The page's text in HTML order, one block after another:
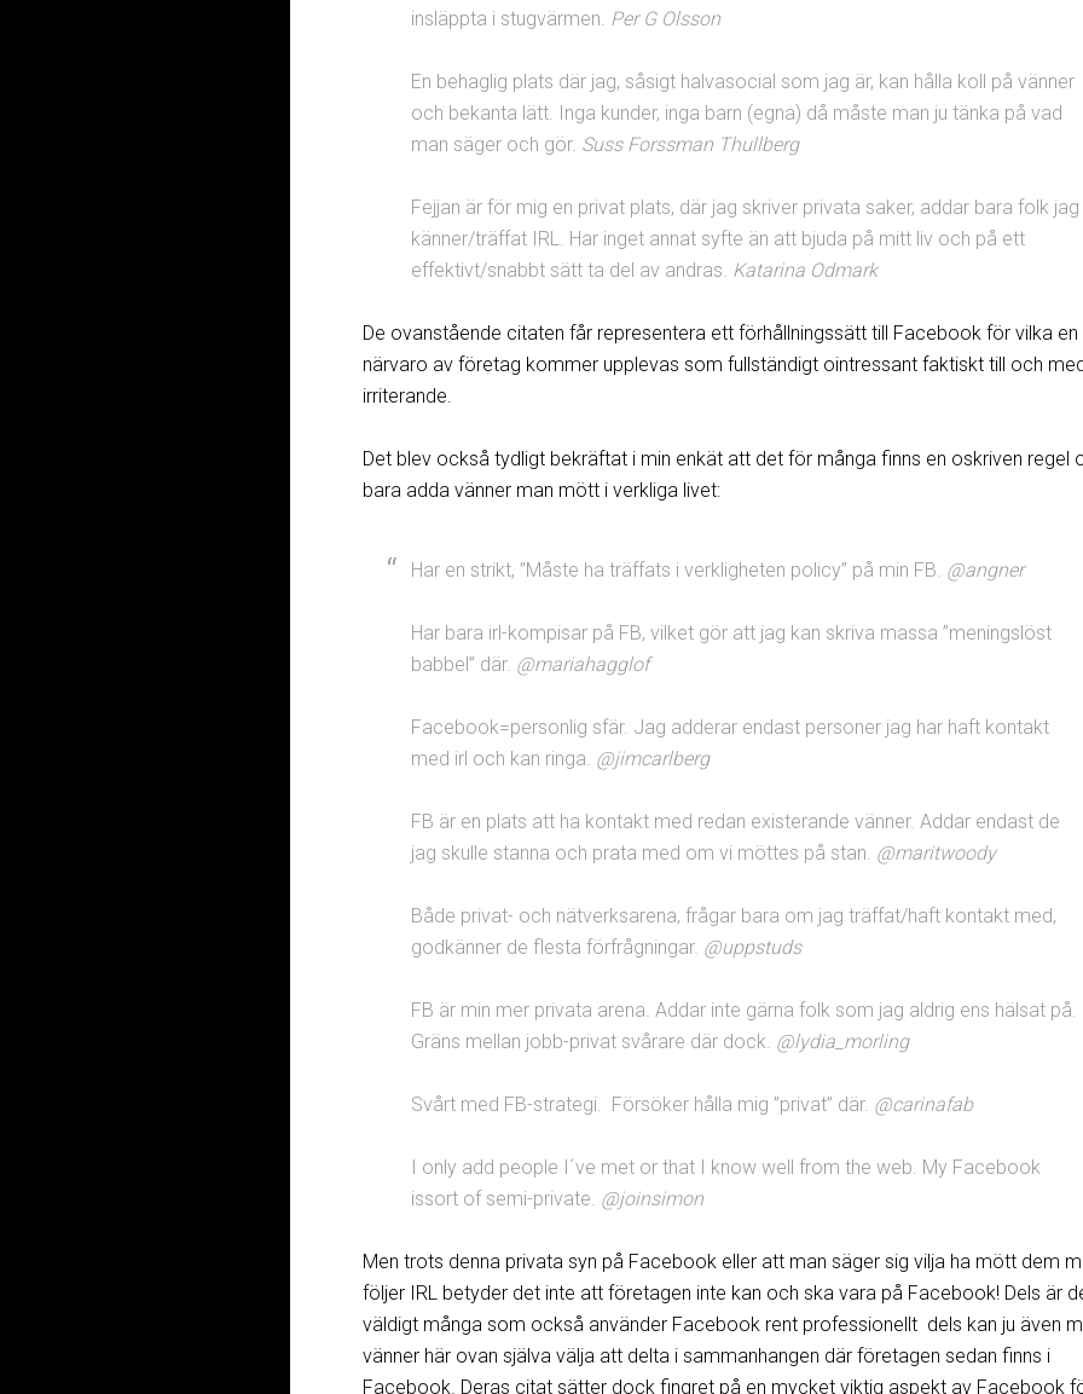
insläppta i stugvärmen. Per G Olsson
En behaglig plats där jag, såsigt halvasocial som jag är, kan hålla koll på vänner
och bekanta lätt. Inga kunder, inga barn (egna) då måste man ju tänka på vad
man säger och gör. Suss Forssman Thullberg
Fejjan är för mig en privat plats, där jag skriver privata saker, addar bara folk jag
känner/träffat IRL. Har inget annat syfte än att bjuda på mitt liv och på ett
effektivt/snabbt sätt ta del av andras. Katarina Odmark
De ovanstående citaten får representera ett förhållningssätt till Facebook för vilka en
närvaro av företag kommer upplevas som fullständigt ointressant faktiskt till och
irriterande.
Det blev också tydligt bekräftat i min enkät att det för många finns en oskriven regel
bara adda vänner man mött i verkliga livet:
Har en strikt, ”Måste ha träffats i verkligheten policy” på min FB. @angner
Har bara irl-kompisar på FB, vilket gör att jag kan skriva massa ”meningslöst
babbel” där. @mariahagglof
Facebook=personlig sfär. Jag adderar endast personer jag har haft kontakt
med irl och kan ringa. @jimcarlberg
FB är en plats att ha kontakt med redan existerande vänner. Addar endast de
jag skulle stanna och prata med om vi möttes på stan. @maritwoody
Både privat- och nätverksarena, frågar bara om jag träffat/haft kontakt med,
godkänner de flesta förfrågningar. @uppstuds
FB är min mer privata arena. Addar inte gärna folk som jag aldrig ens hälsat på.
Gräns mellan jobb-privat svårare där dock. @lydia_morling
Svårt med FB-strategi. Försöker hålla mig ”privat” där. @carinafab
I only add people I´ve met or that I know well from the web. My Facebook
issort of semi-private. @joinsimon
Men trots denna privata syn på Facebook eller att man säger sig vilja ha mött dem
följer IRL betyder det inte att företagen inte kan och ska vara på Facebook! Dels är
väldigt många som också använder Facebook rent professionellt dels kan ju även
vänner här ovan själva välja att delta i sammanhangen där företagen sedan finns i
Facebook. Deras citat sätter dock fingret på en mycket viktig aspekt av Facebook